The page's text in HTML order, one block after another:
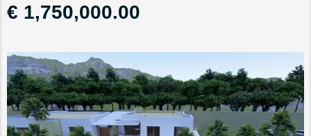
€ 1,750,000.00